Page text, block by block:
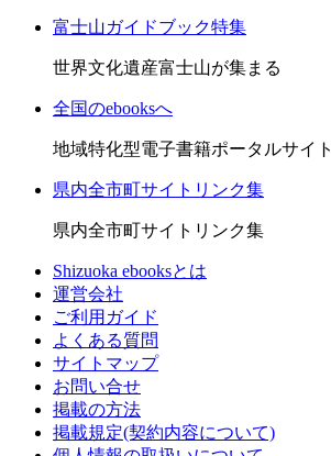
富士山ガイドブック特集
世界文化遺産富士山が集まる
全国のebooksへ
地域特化型電子書籍ポータルサイト
県内全市町サイトリンク集
県内全市町サイトリンク集
Shizuoka ebooksとは
運営会社
ご利用ガイド
よくある質問
サイトマップ
お問い合せ
掲載の方法
掲載規定(契約内容について)